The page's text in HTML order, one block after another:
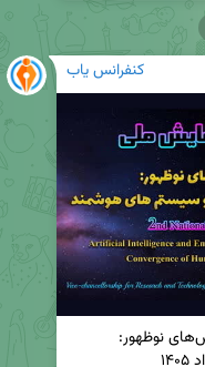
کنفرانس یاب